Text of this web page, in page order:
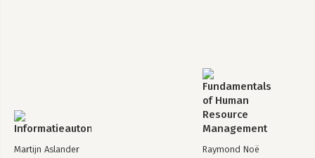
Martijn Aslander Raymond Noë